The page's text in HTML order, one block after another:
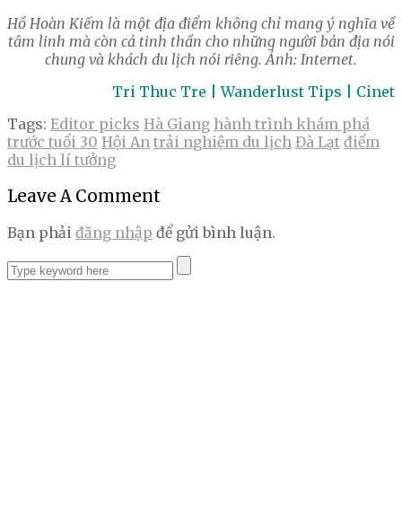
Hồ Hoàn Kiếm là một địa điểm không chỉ mang ý nghĩa về
tâm linh mà còn cả tinh thần cho những người bản địa nói
chung và khách du lịch nói riêng. Ảnh: Internet.
Tri Thuc Tre | Wanderlust Tips | Cinet
Tags: Editor picks Hà Giang hành trình khám phá
trước tuổi 30 Hội An trải nghiệm du lịch Đà Lạt điểm
du lịch lí tưởng
Leave A Comment
Bạn phải đăng nhập để gửi bình luận.